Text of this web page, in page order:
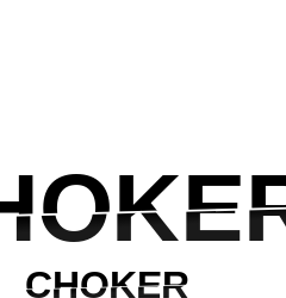
CHOKER
CHOKER